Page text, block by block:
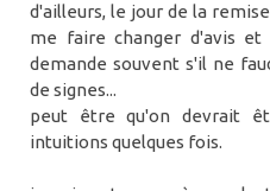
d'ailleurs, le jour de la
me faire changer d'avis
demande souvent s'il ne
de signes...
peut être qu'on devrait
intuitions quelques fois.